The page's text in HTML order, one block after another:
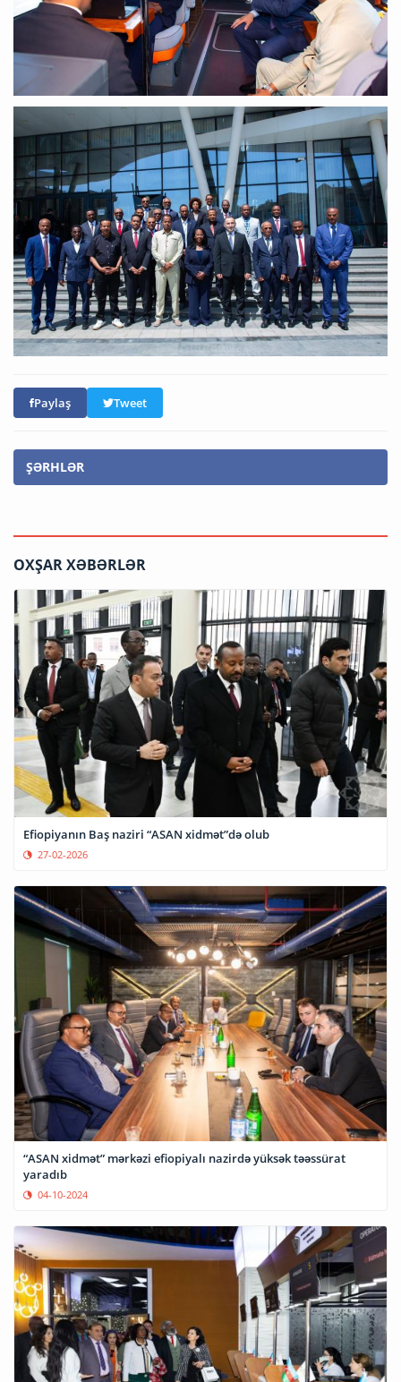
Paylaş Tweet
ŞƏRHLƏR
OXŞAR XƏBƏRLƏR
Efiopiyanın Baş naziri “ASAN xidmət”də olub
27-02-2026
“ASAN xidmət” mərkəzi efiopiyalı nazirdə yüksək təəssürat
yaradıb
04-10-2024